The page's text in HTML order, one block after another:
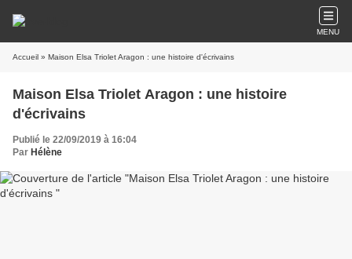
MENU
Accueil » Maison Elsa Triolet Aragon : une histoire d'écrivains
Maison Elsa Triolet Aragon : une histoire
d'écrivains
Publié le 22/09/2019 à 16:04
Par Hélène